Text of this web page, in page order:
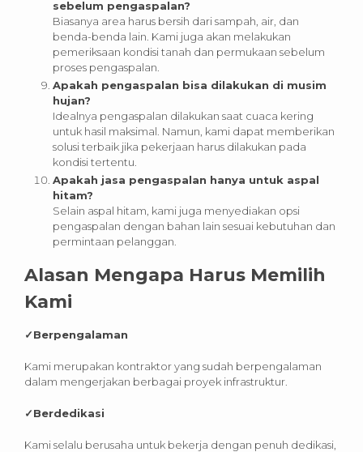
sebelum pengaspalan?
Biasanya area harus bersih dari sampah, air, dan
benda-benda lain. Kami juga akan melakukan
pemeriksaan kondisi tanah dan permukaan sebelum
proses pengaspalan.
Apakah pengaspalan bisa dilakukan di musim
hujan?
Idealnya pengaspalan dilakukan saat cuaca kering
untuk hasil maksimal. Namun, kami dapat memberikan
solusi terbaik jika pekerjaan harus dilakukan pada
kondisi tertentu.
Apakah jasa pengaspalan hanya untuk aspal
hitam?
Selain aspal hitam, kami juga menyediakan opsi
pengaspalan dengan bahan lain sesuai kebutuhan dan
permintaan pelanggan.
Alasan Mengapa Harus Memilih
Kami
✓Berpengalaman
Kami merupakan kontraktor yang sudah berpengalaman
dalam mengerjakan berbagai proyek infrastruktur.
✓Berdedikasi
Kami selalu berusaha untuk bekerja dengan penuh dedikasi,